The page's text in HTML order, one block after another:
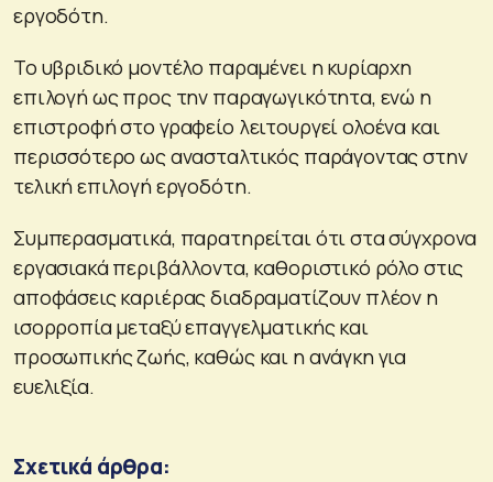
εργοδότη.
Το υβριδικό μοντέλο παραμένει η κυρίαρχη
επιλογή ως προς την παραγωγικότητα, ενώ η
επιστροφή στο γραφείο λειτουργεί ολοένα και
περισσότερο ως ανασταλτικός παράγοντας στην
τελική επιλογή εργοδότη.
Συμπερασματικά, παρατηρείται ότι στα σύγχρονα
εργασιακά περιβάλλοντα, καθοριστικό ρόλο στις
αποφάσεις καριέρας διαδραματίζουν πλέον η
ισορροπία μεταξύ επαγγελματικής και
προσωπικής ζωής, καθώς και η ανάγκη για
ευελιξία.
Σχετικά άρθρα: